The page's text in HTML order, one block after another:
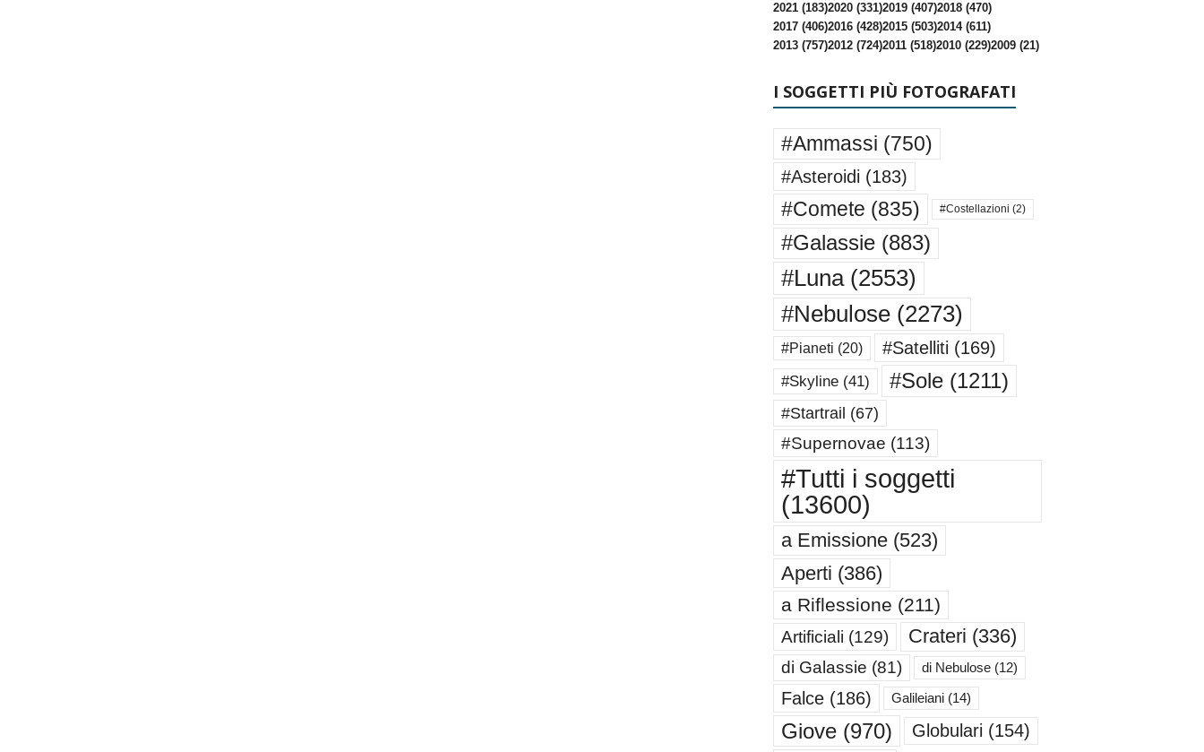
2021 (183)2020 (331)2019 (407)2018 (470)
2017 (406)2016 (428)2015 (503)2014 (611)
2013 (757)2012 (724)2011 (518)2010 (229)2009 (21)
I SOGGETTI PIÙ FOTOGRAFATI
#Ammassi (750)
#Asteroidi (183)
#Comete (835) #Costellazioni (2)
#Galassie(883)
#Luna(2553)
#Nebulose(2273)
#Pianeti (20) #Satelliti (169)
#Skyline(41) #Sole(1211)
#Startrail (67)
#Supernovae (113)
#Tutti i soggetti
(13600)
a Emissione(523)
Aperti (386)
a Riflessione (211)
Artificiali (129) Crateri (336)
di Galassie (81) di Nebulose(12)
Falce(186) Galileiani(14)
Giove(970) Globulari (154)